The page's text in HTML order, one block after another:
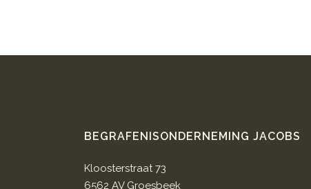
BEGRAFENISONDERNEMING JACOBS
Kloosterstraat 73
6562 AV Groesbeek